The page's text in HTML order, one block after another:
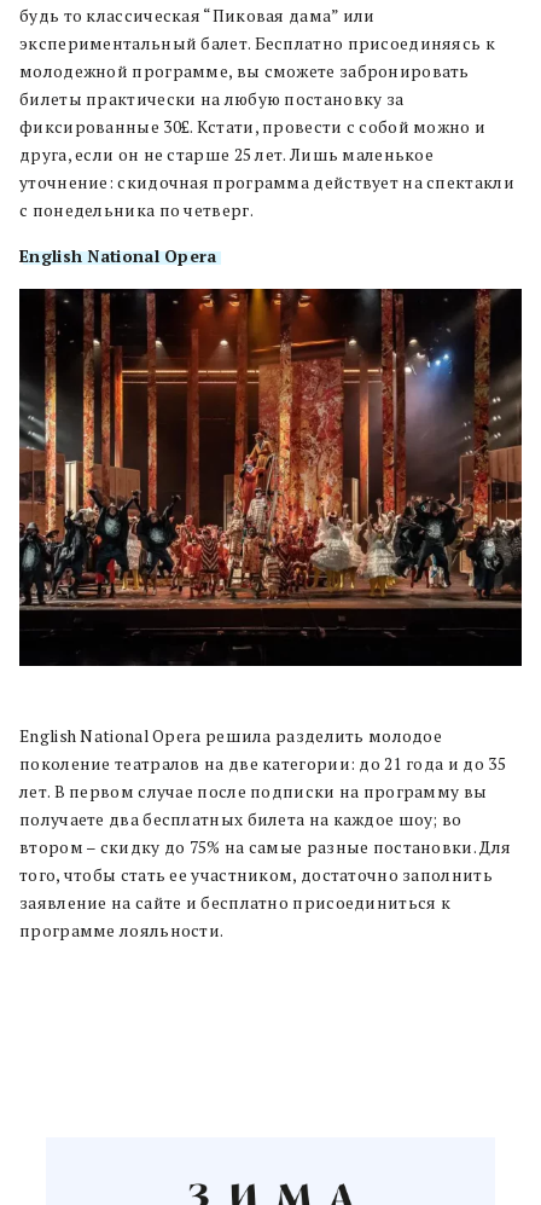
будь то классическая “Пиковая дама” или
экспериментальный балет. Бесплатно присоединяясь к
молодежной программе, вы сможете забронировать
билеты практически на любую постановку за
фиксированные 30£. Кстати, провести с собой можно и
друга, если он не старше 25 лет. Лишь маленькое
уточнение: скидочная программа действует на спектакли
с понедельника по четверг.
English National Opera
English National Opera решила разделить молодое
поколение театралов на две категории: до 21 года и до 35
лет. В первом случае после подписки на программу вы
получаете два бесплатных билета на каждое шоу; во
втором – скидку до 75% на самые разные постановки. Для
того, чтобы стать ее участником, достаточно заполнить
заявление на сайте и бесплатно присоединиться к
программе лояльности.